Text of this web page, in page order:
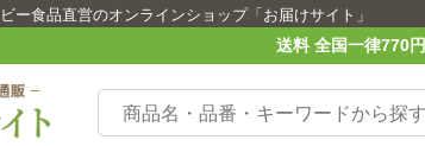
ー食品直営のオンラインショップ「お届けサイト」
送料 全国一律770円